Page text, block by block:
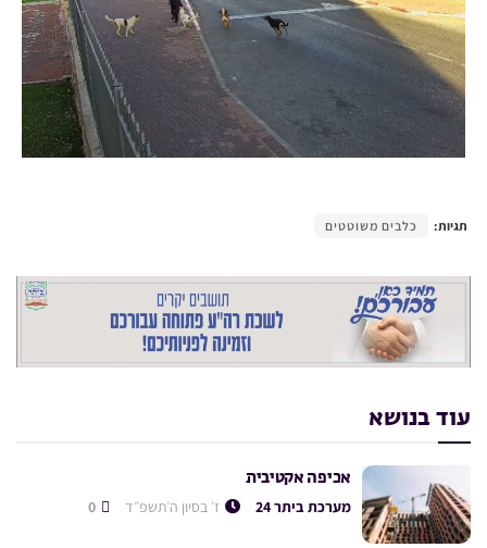
תגיות: כלבים משוטטים
עוד בנושא
אכיפה אקטיבית
מערכת ביתר 24 ז׳ בסיון ה׳תשפ״ד